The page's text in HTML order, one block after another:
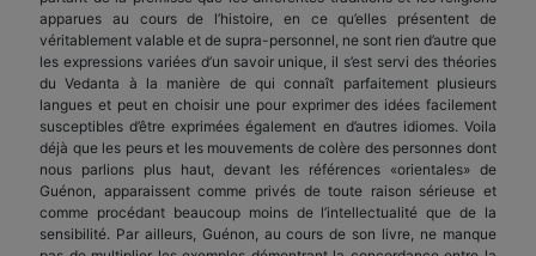
apparues au cours de l’histoire, en ce qu’elles présentent de
véritablement valable et de supra-personnel, ne sont rien d’autre que
les expressions variées d’un savoir unique, il s’est servi des théories
du Vedanta à la manière de qui connaît parfaitement plusieurs
langues et peut en choisir une pour exprimer des idées facilement
susceptibles d’être exprimées également en d’autres idiomes. Voila
déjà que les peurs et les mouvements de colère des personnes dont
nous parlions plus haut, devant les références «orientales» de
Guénon, apparaissent comme privés de toute raison sérieuse et
comme procédant beaucoup moins de l’intellectualité que de la
sensibilité. Par ailleurs, Guénon, au cours de son livre, ne manque